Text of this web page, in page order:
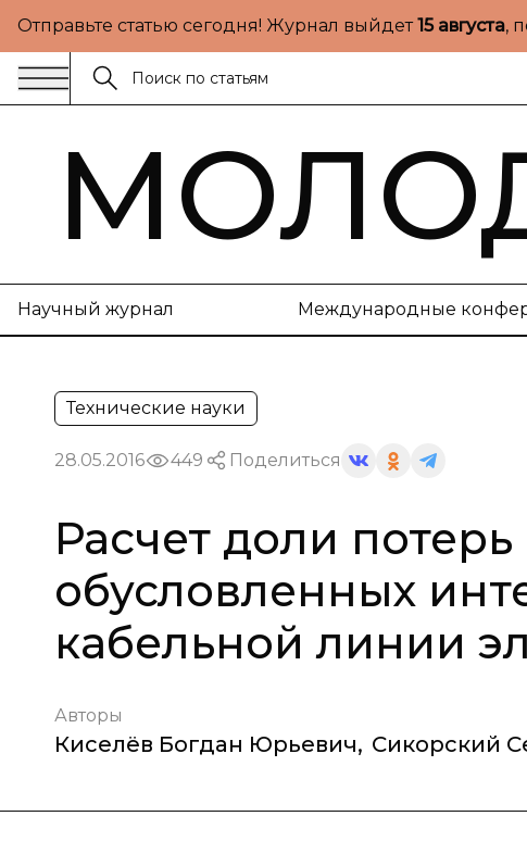
Отправьте статью сегодня! Журнал выйдет15 августа,
Научный журнал Международные
Технические науки
28.05.2016 449 Поделиться
Расчет доли
обусловленных
кабельной линии
Авторы
Киселёв Богдан Юрьевич, Сикорский